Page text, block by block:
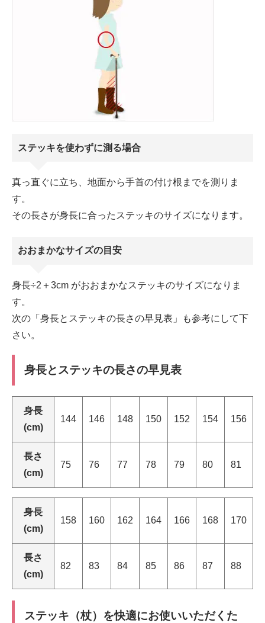
ステッキを使わずに測る場合
真っ直ぐに立ち、地面から手首の付け根までを測りま
す。
その長さが身長に合ったステッキのサイズになります。
おおまかなサイズの目安
身長÷2＋3cm がおおまかなステッキのサイズになりま
す。
次の「身長とステッキの長さの早見表」も参考にして下
さい。
身長とステッキの長さの早見表
身長
(cm)
144 146 148 150 152 154 156
長さ
(cm)
75 76 77 78 79 80 81
身長
(cm)
158 160 162 164 166 168 170
長さ
(cm)
82 83 84 85 86 87 88
ステッキ（杖）を快適にお使いいただくた